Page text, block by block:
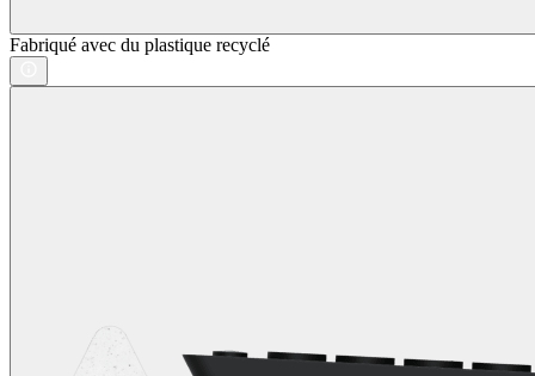
Fabriqué avec du plastique recyclé